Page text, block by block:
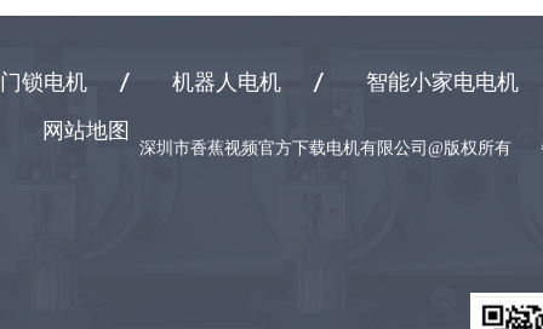
门锁电机 机器人电机
智能小家电电机
网站地图
深圳市香蕉视频官方下载电机有限公司@版权所有